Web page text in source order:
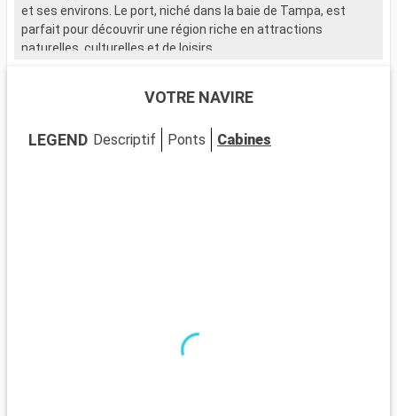
et ses environs. Le port, niché dans la baie de Tampa, est
parfait pour découvrir une région riche en attractions
naturelles, culturelles et de loisirs.
Tampa est un mélange vibrant de culture, d'histoire et de
célèbre pour ses anciennes fabriques de cigares et son
sont réputées pour leurs eaux claires et leur sable fin. Le parc
VOTRE NAVIRE
LEGEND Descriptif Ponts Cabines